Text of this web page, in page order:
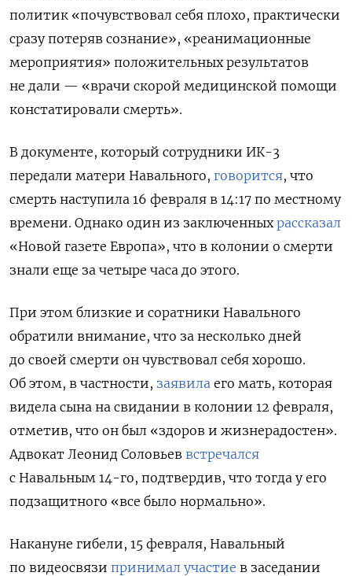
политик «почувствовал себя плохо, практически
сразу потеряв сознание», «реанимационные
мероприятия» положительных результатов
не дали — «врачи скорой медицинской помощи
констатировали смерть».
В документе, который сотрудники ИК-3
передали матери Навального, говорится, что
смерть наступила 16 февраля в 14:17 по местному
времени. Однако один из заключенныхрассказал
«Новой газете Европа», что в колонии о смерти
знали еще за четыре часа до этого.
При этом близкие и соратники Навального
обратили внимание, что за несколько дней
до своей смерти он чувствовал себя хорошо.
Об этом, в частности, заявила его мать, которая
видела сына на свидании в колонии 12 февраля,
отметив, что он был «здоров и жизнерадостен».
Адвокат Леонид Соловьев встречался
с Навальным 14-го, подтвердив, что тогда у его
подзащитного «все было нормально».
Накануне гибели, 15 февраля, Навальный
по видеосвязи принимал участие в заседании